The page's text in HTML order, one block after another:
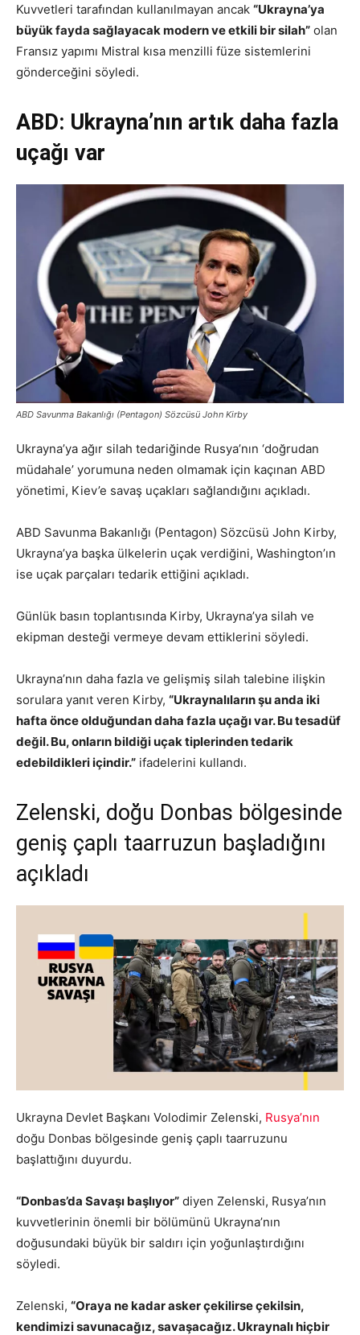
Kuvvetleri tarafından kullanılmayan ancak “Ukrayna’ya
büyük fayda sağlayacak modern ve etkili bir silah” olan
Fransız yapımı Mistral kısa menzilli füze sistemlerini
gönderceğini söyledi.
ABD: Ukrayna’nın artık daha fazla
uçağı var
ABD Savunma Bakanlığı (Pentagon) Sözcüsü John Kirby
Ukrayna’ya ağır silah tedariğinde Rusya’nın ‘doğrudan
müdahale’ yorumuna neden olmamak için kaçınan ABD
yönetimi, Kiev’e savaş uçakları sağlandığını açıkladı.
ABD Savunma Bakanlığı (Pentagon) Sözcüsü John Kirby,
Ukrayna’ya başka ülkelerin uçak verdiğini, Washington’ın
ise uçak parçaları tedarik ettiğini açıkladı.
Günlük basın toplantısında Kirby, Ukrayna’ya silah ve
ekipman desteği vermeye devam ettiklerini söyledi.
Ukrayna’nın daha fazla ve gelişmiş silah talebine ilişkin
sorulara yanıt veren Kirby, “Ukraynalıların şu anda iki
hafta önce olduğundan daha fazla uçağı var. Bu tesadüf
değil. Bu, onların bildiği uçak tiplerinden tedarik
edebildikleri içindir.” ifadelerini kullandı.
Zelenski, doğu Donbas bölgesinde
geniş çaplı taarruzun başladığını
açıkladı
Ukrayna Devlet Başkanı Volodimir Zelenski, Rusya’nın
doğu Donbas bölgesinde geniş çaplı taarruzunu
başlattığını duyurdu.
“Donbas’da Savaşı başlıyor” diyen Zelenski, Rusya’nın
kuvvetlerinin önemli bir bölümünü Ukrayna’nın
doğusundaki büyük bir saldırı için yoğunlaştırdığını
söyledi.
Zelenski, “Oraya ne kadar asker çekilirse çekilsin,
kendimizi savunacağız, savaşacağız. Ukraynalı hiçbir